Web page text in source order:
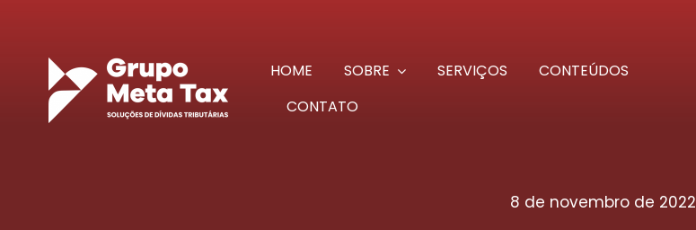
conteúdo
HOME SOBRE SERVIÇOS
CONTEÚDOS
CONTATO
8 de novembro de 2022